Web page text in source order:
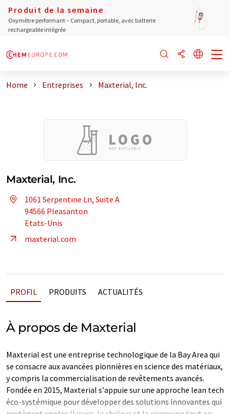
Produit de la semaine
Oxymètre performant – Compact, portable, avec batterie
rechargeable intégrée
Home Entreprises Maxterial, Inc.
Maxterial, Inc.
1061 Serpentine Ln, Suite A
94566 Pleasanton
Etats-Unis
maxterial.com
PROFIL PRODUITS ACTUALITÉS
À propos de Maxterial
Maxterial est une entreprise technologique de la Bay Area qui
se consacre aux avancées pionnières en science des matériaux,
y compris la commercialisation de revêtements avancés.
Fondée en 2015, Maxterial s'appuie sur une approche lean tech
éco-systémique pour développer des solutions innovantes qui